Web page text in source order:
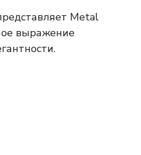
Metal
выражение